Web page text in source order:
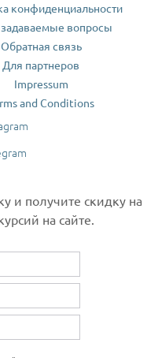
конфиденциальности
задаваемые вопросы
Обратная связь
Для партнеров
Impressum
and Conditions
и получите скидку на
на сайте.